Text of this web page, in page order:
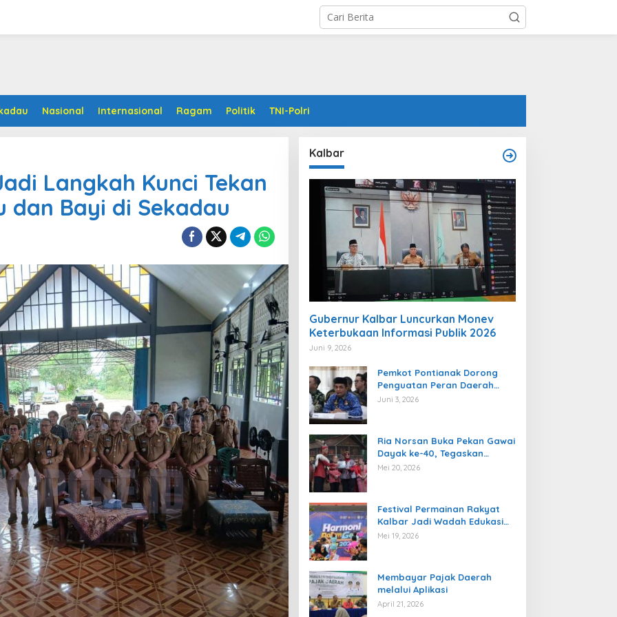
Nasional Internasional Ragam Politik TNI-Polri
Langkah Kunci Tekan
dan Bayi di Sekadau
Kalbar
Gubernur Kalbar Luncurkan Monev
Keterbukaan Informasi Publik 2026
Juni 9, 2026
Pemkot Pontianak Dorong
Penguatan Peran Daerah
dalam Pengawasan
Juni 3, 2026
Ria Norsan Buka Pekan Gawai
Dayak ke-40, Tegaskan
Semangat Persatuan dan
Mei 20, 2026
Festival Permainan Rakyat
Kalbar Jadi Wadah Edukasi
Multikultural dan Gaya Hidup
Mei 19, 2026
Membayar Pajak Daerah
melalui Aplikasi
April 21, 2026